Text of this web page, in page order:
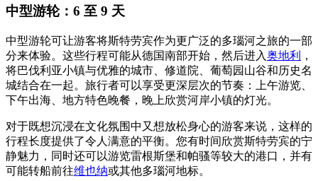
中型游轮：6 至 9 天
中型游轮可让游客将斯特劳宾作为更广泛的多瑙河之旅的一部
分来体验。这些行程可能从德国南部开始，然后进入奥地利
，
将巴伐利亚小镇与优雅的城市、修道院、葡萄园山谷和历史名
城结合在一起。旅行者可以享受更深层次的节奏：上午游览、
下午出海、地方特色晚餐，晚上欣赏河岸小镇的灯光。
对于既想沉浸在文化氛围中又想放松身心的游客来说，这样的
行程长度提供了令人满意的平衡。您有时间欣赏斯特劳宾的宁
静魅力，同时还可以游览雷根斯堡和帕骚等较大的港口，并有
可能转船前往维也纳或其他多瑙河地标。